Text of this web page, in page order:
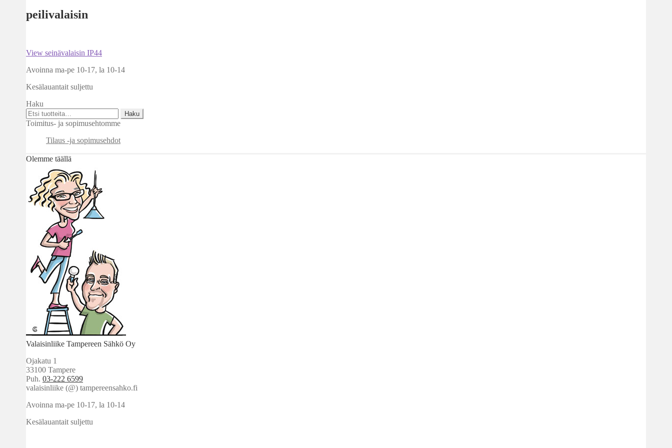
peilivalaisin
Artikkelien
selaus
Edellinen
View seinävalaisin IP44
Avoinna ma-pe 10-17, la 10-14
Kesälauantait suljettu
Haku
Etsi:
Haku
Toimitus- ja sopimusehtomme
Tilaus -ja sopimusehdot
Olemme täällä
Valaisinliike Tampereen Sähkö Oy
Ojakatu 1
33100 Tampere
Puh. 03-222 6599
valaisinliike (@) tampereensahko.fi
Avoinna ma-pe 10-17, la 10-14
Kesälauantait suljettu